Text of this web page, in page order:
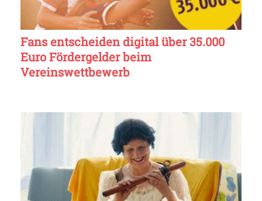
Fans entscheiden digital über 35.000
Euro Fördergelder beim
Vereinswettbewerb